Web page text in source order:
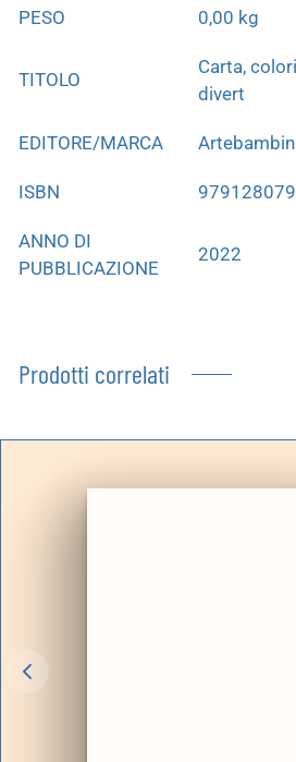
PESO 0,00 kg
TITOLO
Carta,
divert
EDITORE/MARCA
ISBN
ANNO DI
PUBBLICAZIONE
2022
Prodotti correlati